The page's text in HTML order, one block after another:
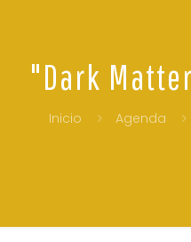
"Dark
Inicio Agenda